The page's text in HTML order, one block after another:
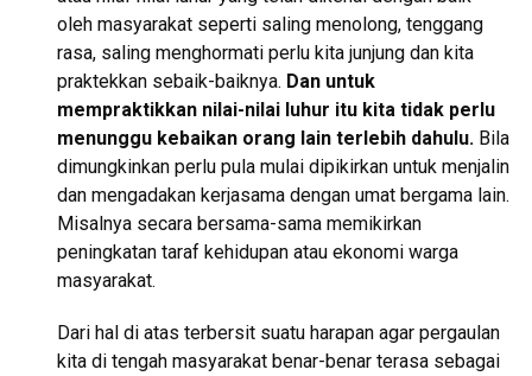
oleh masyarakat seperti saling menolong, tenggang
rasa, saling menghormati perlu kita junjung dan kita
praktekkan sebaik-baiknya. Dan untuk
mempraktikkan nilai-nilai luhur itu kita tidak perlu
menunggu kebaikan orang lain terlebih dahulu. Bila
dimungkinkan perlu pula mulai dipikirkan untuk menjalin
dan mengadakan kerjasama dengan umat bergama lain.
Misalnya secara bersama-sama memikirkan
peningkatan taraf kehidupan atau ekonomi warga
masyarakat.
Dari hal di atas terbersit suatu harapan agar pergaulan
kita di tengah masyarakat benar-benar terasa sebagai